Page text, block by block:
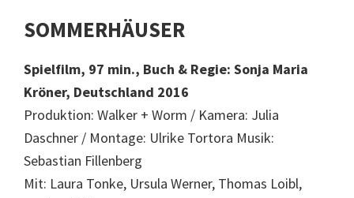
SOMMERHÄUSER
Spielfilm, 97 min., Buch & Regie: Sonja Maria
Kröner, Deutschland 2016
Produktion: Walker + Worm / Kamera: Julia
Daschner / Montage: Ulrike Tortora Musik:
Sebastian Fillenberg
Mit: Laura Tonke, Ursula Werner, Thomas Loibl,